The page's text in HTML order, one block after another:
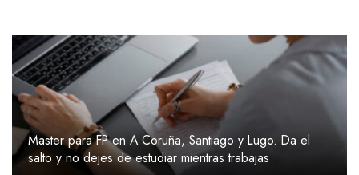
Master para FP en A Coruña, Santiago y Lugo. Da el
salto y no dejes de estudiar mientras trabajas